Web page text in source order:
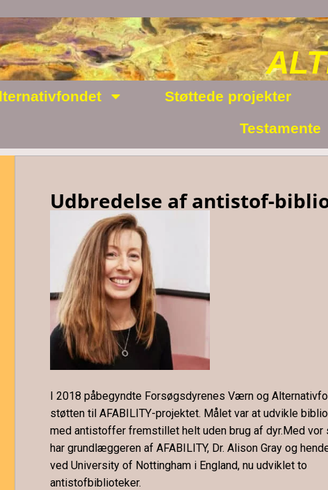
Støttede projekter
Testamente
Udbredelse af antistof-
I 2018 påbegyndte Forsøgsdyrenes Værn og
støtten til AFABILITY-projektet. Målet var at udvikle
med antistoffer fremstillet helt uden brug af dyr.Med vor
har grundlæggeren af AFABILITY, Dr. Alison Gray og
ved University of Nottingham i England, nu udviklet to
antistofbiblioteker.